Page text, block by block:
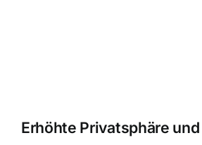
Erhöhte Privatsphäre